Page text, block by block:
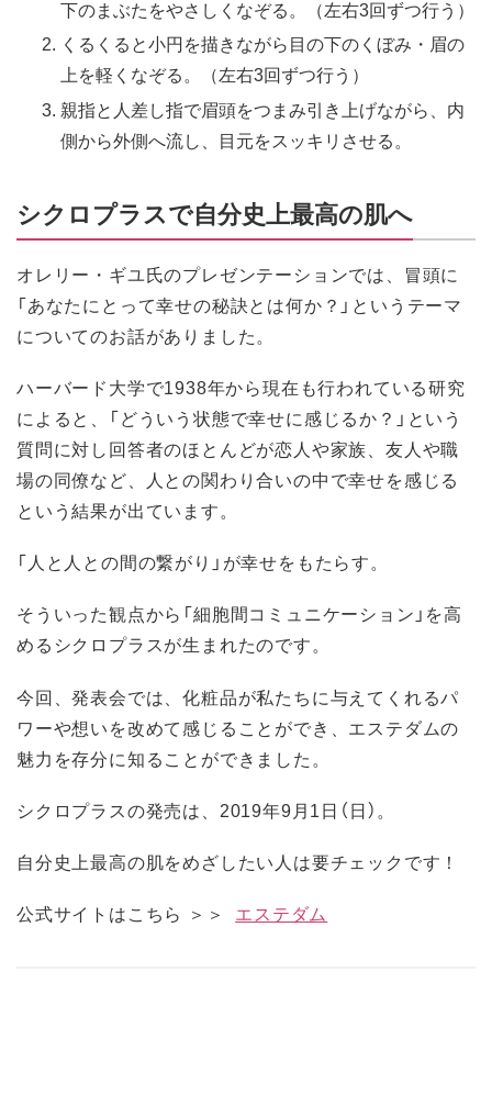
下のまぶたをやさしくなぞる。（左右3回ずつ行う）
くるくると小円を描きながら目の下のくぼみ・眉の
上を軽くなぞる。（左右3回ずつ行う）
親指と人差し指で眉頭をつまみ引き上げながら、内
側から外側へ流し、目元をスッキリさせる。
シクロプラスで自分史上最高の肌へ
オレリー・ギユ氏のプレゼンテーションでは、冒頭に
「あなたにとって幸せの秘訣とは何か？」というテーマ
についてのお話がありました。
ハーバード大学で1938年から現在も行われている研究
によると、「どういう状態で幸せに感じるか？」という
質問に対し回答者のほとんどが恋人や家族、友人や職
場の同僚など、人との関わり合いの中で幸せを感じる
という結果が出ています。
「人と人との間の繋がり」が幸せをもたらす。
そういった観点から「細胞間コミュニケーション」を高
めるシクロプラスが生まれたのです。
今回、発表会では、化粧品が私たちに与えてくれるパ
ワーや想いを改めて感じることができ、エステダムの
魅力を存分に知ることができました。
シクロプラスの発売は、2019年9月1日（日）。
自分史上最高の肌をめざしたい人は要チェックです！
公式サイトはこちら ＞＞ エステダム